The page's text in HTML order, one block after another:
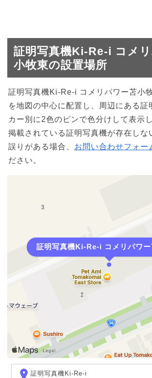
証明写真機Ki-Re-i コメ
小牧東の設置場所
証明写真機Ki-Re-i コメリパワー苫小
を地図の中心に配置し、周辺にある証
カー別に2色のピンで色分けして表示
掲載されている証明写真機が存在しな
誤りがある場合、 お問い合わせフォー
ださい。
証明写真機Ki-Re-i コメリパワー
証明写真機Ki-Re-i